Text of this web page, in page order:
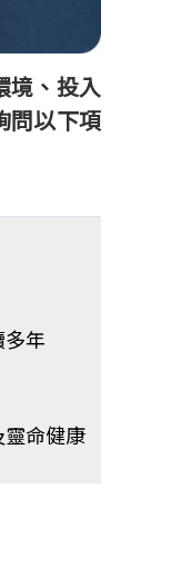
境、投入
問以下項
多年
靈命健康